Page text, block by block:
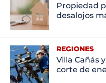
Propiedad
desalojos
REGIONES
Villa Cañás
corte de